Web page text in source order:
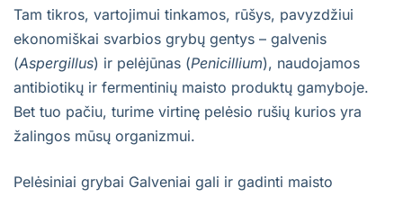
Tam tikros, vartojimui tinkamos, rūšys, pavyzdžiui
ekonomiškai svarbios grybų gentys – galvenis
(Aspergillus) ir pelėjūnas (Penicillium), naudojamos
antibiotikų ir fermentinių maisto produktų gamyboje.
Bet tuo pačiu, turime virtinę pelėsio rušių kurios yra
žalingos mūsų organizmui.
Pelėsiniai grybai Galveniai gali ir gadinti maisto